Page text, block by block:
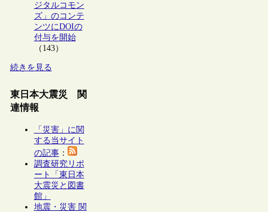
ジタルコモン
ズ」のコンテ
ンツにDOIの
付与を開始
（143）
続きを見る
東日本大震災 関
連情報
「災害」に関
する当サイト
の記事：
調査研究リポ
ート「東日本
大震災と図書
館」
地震・災害 関